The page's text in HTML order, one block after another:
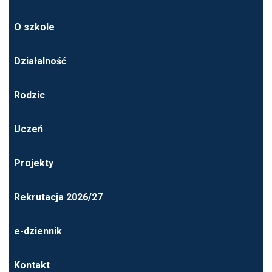
O szkole
Działalność
Rodzic
Uczeń
Projekty
Rekrutacja 2026/27
e-dziennik
Kontakt